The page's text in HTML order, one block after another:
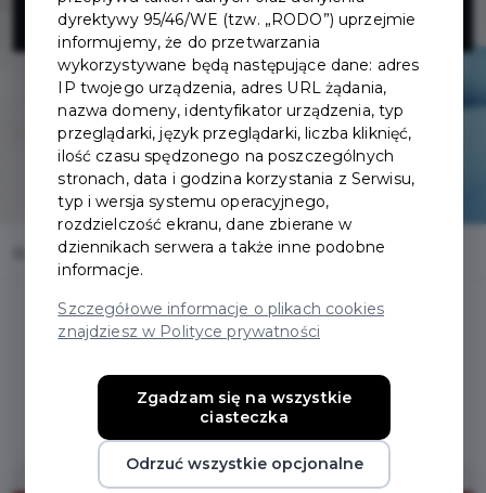
Hirudoterapii
Home Oferty Mobilny Gabinet Hirudoterapii
Regulamin i warunki
dyrektywy 95/46/WE (tzw. „RODO”) uprzejmie
informujemy, że do przetwarzania
wykorzystywane będą następujące dane: adres
IP twojego urządzenia, adres URL żądania,
nazwa domeny, identyfikator urządzenia, typ
przeglądarki, język przeglądarki, liczba kliknięć,
ilość czasu spędzonego na poszczególnych
stronach, data i godzina korzystania z Serwisu,
typ i wersja systemu operacyjnego,
rozdzielczość ekranu, dane zbierane w
dziennikach serwera a także inne podobne
informacje.
Szczegółowe informacje o plikach cookies
znajdziesz w Polityce prywatności
Zgadzam się na wszystkie
ciasteczka
Odrzuć wszystkie opcjonalne